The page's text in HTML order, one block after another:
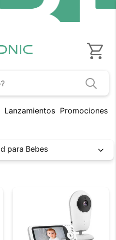
Lanzamientos Promociones
para Bebes